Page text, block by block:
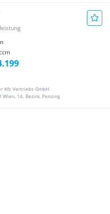
Kfz Vertriebs GmbH
Wien, 14. Bezirk, Penzing